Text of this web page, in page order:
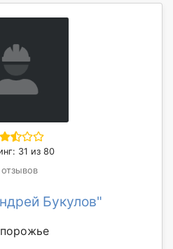
31 из 80
отзывов
Букулов"